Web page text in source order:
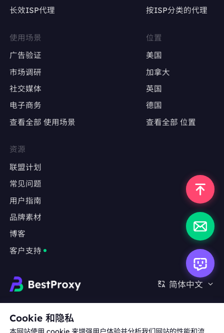
Google Ads、Facebook Ads等广告平台的多
账户操作
确保每个广告账户使用固定IP，避免因IP变动触
发审核
广告效果测试
精准定位特定地区，测试广告投放效果
反爬严格的网站
采集LinkedIn、Indeed、Glassdoor等职业社
交平台数据
绕过基于IP频率限制或用户行为分析的防爬机制
金融数据（股票、外汇、加密货币）实时监控
房地产、旅游、电商等行业的竞品数据抓取
长效ISP代理
按ISP分类的代理
使用场景
广告验证
市场调研
社交媒体
电子商务
查看全部 使用场景
位置
美国
加拿大
英国
德国
查看全部 位置
资源
联盟计划
常见问题
用户指南
品牌素材
博客
客户支持
简体中文
合作:michael.wang@bestproxy.com
Cookie 和隐私